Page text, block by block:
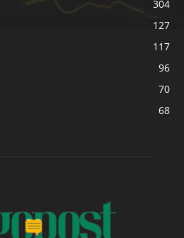
304
127
117
96
70
68